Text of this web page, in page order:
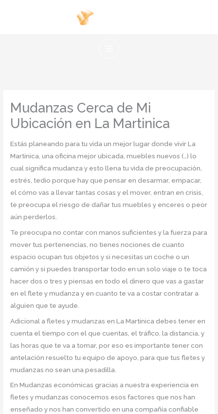
Mudanzas Cerca de Mi
Ubicación en La Martinica
Estás planeando para tu vida un mejor lugar donde vivir La
Martinica, una oficina mejor ubicada, muebles nuevos (…) lo
cual significa mudanza y esto llena tu vida de preocupación,
estrés, tedio porque hay que pensar en desarmar, empacar,
el cómo vas a llevar tantas cosas y el mover, entran en crisis,
te preocupa el riesgo de dañar tus muebles y enceres o peor
aún perderlos.
Te preocupa no contar con manos suficientes y la fuerza para
mover tus pertenencias, no tienes nociones de cuanto
espacio ocupan tus objetos y si necesitas un coche o un
camión y si puedes transportar todo en un solo viaje o te toca
hacer dos o tres y piensas en todo el dinero que vas a gastar
en el flete y mudanza y en cuanto te va a costar contratar a
alguien que te ayude.
Adicional a fletes y mudanzas en La Martinica debes tener en
cuenta el tiempo con el que cuentas, el tráfico, la distancia, y
las horas que te va a tomar, por eso es importante tener con
antelación resuelto tu equipo de apoyo, para que tus fletes y
mudanzas no sean una pesadilla.
En Mudanzas económicas gracias a nuestra experiencia en
fletes y mudanzas conocemos esos factores que nos han
enseñado y nos han convertido en una compañía confiable